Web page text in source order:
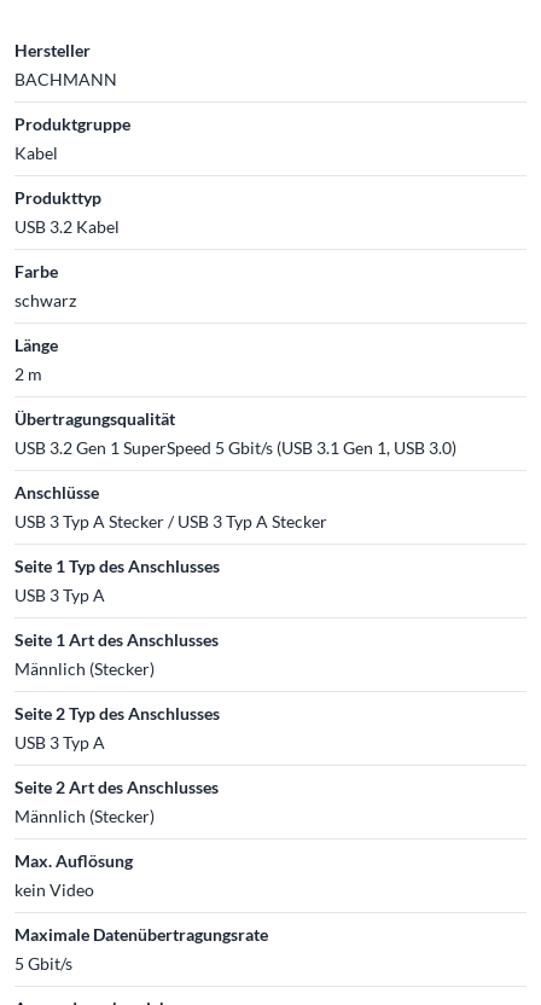
Hersteller
BACHMANN
Produktgruppe
Kabel
Produkttyp
USB 3.2 Kabel
Farbe
schwarz
Länge
2 m
Übertragungsqualität
USB 3.2 Gen 1 SuperSpeed 5 Gbit/s (USB 3.1 Gen 1, USB 3.0)
Anschlüsse
USB 3 Typ A Stecker / USB 3 Typ A Stecker
Seite 1 Typ des Anschlusses
USB 3 Typ A
Seite 1 Art des Anschlusses
Männlich (Stecker)
Seite 2 Typ des Anschlusses
USB 3 Typ A
Seite 2 Art des Anschlusses
Männlich (Stecker)
Max. Auflösung
kein Video
Maximale Datenübertragungsrate
5 Gbit/s